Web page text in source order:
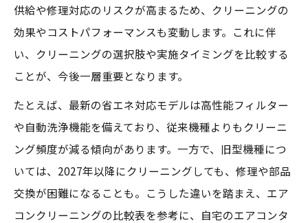
2027年の改正で変わるエアコンクリーニン
グ事情
エアコンクリーニングで電気代節約できる
理由
改正後のエアコンクリーニング推奨ポイン
ト
エアコンクリーニングで後悔しない選び方の極
意
エアコンクリーニング後悔しない選び方一
供給や修理対応のリスクが高まるため、クリーニングの
効果やコストパフォーマンスも変動します。これに伴
い、クリーニングの選択肢や実施タイミングを比較する
ことが、今後一層重要となります。
たとえば、最新の省エネ対応モデルは高性能フィルター
や自動洗浄機能を備えており、従来機種よりもクリーニ
ング頻度が減る傾向があります。一方で、旧型機種につ
いては、2027年以降にクリーニングしても、修理や部品
交換が困難になることも。こうした違いを踏まえ、エア
コンクリーニングの比較表を参考に、自宅のエアコンタ